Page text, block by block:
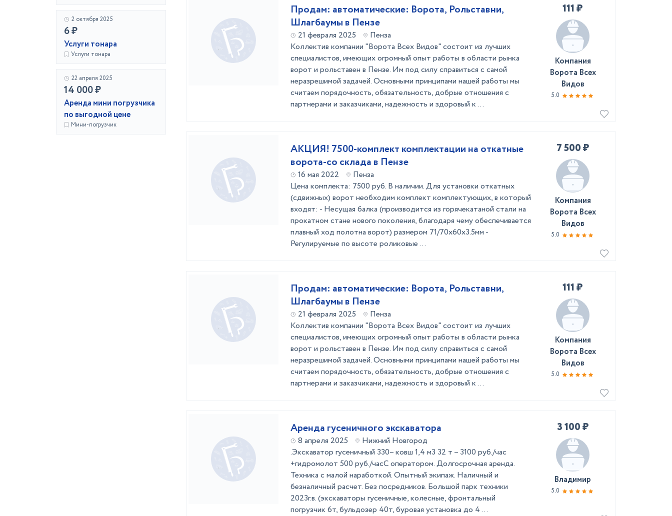
2 октября 2025
6 ₽
Услуги тонара
Услуги тонара
22 апреля 2025
14 000 ₽
Аренда мини погрузчика
по выгодной цене
Мини-погрузчик
Продам: автоматические: Ворота, Рольставни,
Шлагбаумы в Пензе
21 февраля 2025
Пенза
Коллектив компании "Ворота Всех Видов" состоит из лучших
специалистов, имеющих огромный опыт работы в области рынка
ворот и рольставен в Пензе. Им под силу справиться с самой
неразрешимой задачей. Основными принципами нашей работы мы
считаем порядочность, обязательность, добрые отношения с
партнерами и заказчиками, надежность и здоровый к ...
111 ₽
Компания
Ворота Всех
Видов
5.0
АКЦИЯ! 7500-комплект комплектации на откатные
ворота-со склада в Пензе
16 мая 2022
Пенза
Цена комплекта: 7500 руб. В наличии. Для установки откатных
(сдвижных) ворот необходим комплект комплектующих, в который
входят: - Несущая балка (производится из горячекатаной стали на
прокатном стане нового поколения, благодаря чему обеспечивается
плавный ход полотна ворот) размером 71/70х60х3.5мм -
Регулируемые по высоте роликовые ...
7 500 ₽
Компания
Ворота Всех
Видов
5.0
Продам: автоматические: Ворота, Рольставни,
Шлагбаумы в Пензе
21 февраля 2025
Пенза
Коллектив компании "Ворота Всех Видов" состоит из лучших
специалистов, имеющих огромный опыт работы в области рынка
ворот и рольставен в Пензе. Им под силу справиться с самой
неразрешимой задачей. Основными принципами нашей работы мы
считаем порядочность, обязательность, добрые отношения с
партнерами и заказчиками, надежность и здоровый к ...
111 ₽
Компания
Ворота Всех
Видов
5.0
Аренда гусеничного экскаватора
8 апреля 2025
Нижний Новгород
.Экcкaватop гусеничный 330– ковш 1,4 м3 32 т – 3100 pуб./чac
+гидромoлoт 500 pуб./чaсС оператором. Долгосрочная аренда.
Техника с малой наработкой. Опытный экипаж. Наличный и
безналичный расчет. Без посредников. Большой парк техники
2023г.в. (экскаваторы гусеничные, колесные, фронтальный
погрузчик 6т, бульдозер 40т, буровая установка до 4 ...
3 100 ₽
Владимир
5.0